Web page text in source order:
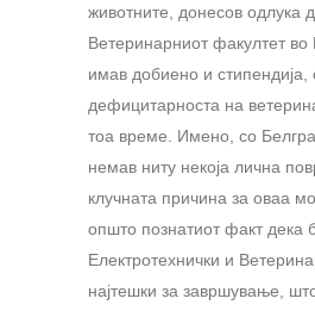
животните, донесов одлука
Ветеринарниот факултет во
имав добиено и стипендија,
дефицитарноста на
тоа време. Имено, со
немав ниту некоја лична
клучната причина за оваа
општо познатиот факт дека
Електротехнички и
најтешки за завршување,